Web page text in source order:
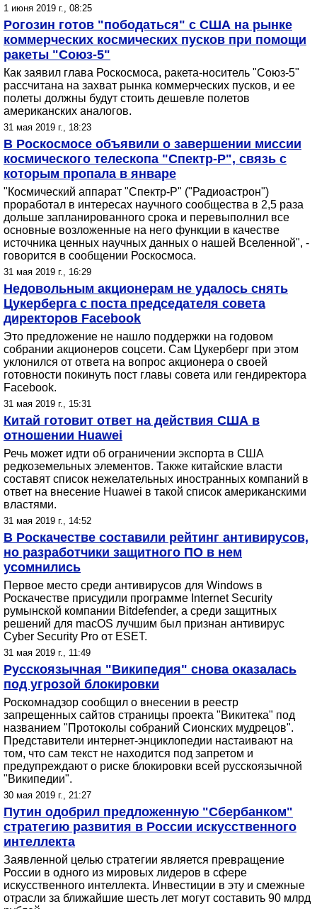
1 июня 2019 г., 08:25
Рогозин готов "пободаться" с США на рынке
коммерческих космических пусков при помощи
ракеты "Союз-5"
Как заявил глава Роскосмоса, ракета-носитель "Союз-5"
рассчитана на захват рынка коммерческих пусков, и ее
полеты должны будут стоить дешевле полетов
американских аналогов.
31 мая 2019 г., 18:23
В Роcкосмосе объявили о завершении миссии
космического телескопа "Спектр-Р", связь с
которым пропала в январе
"Космический аппарат "Спектр-Р" ("Радиоастрон")
проработал в интересах научного сообщества в 2,5 раза
дольше запланированного срока и перевыполнил все
основные возложенные на него функции в качестве
источника ценных научных данных о нашей Вселенной", -
говорится в сообщении Роскосмоса.
31 мая 2019 г., 16:29
Недовольным акционерам не удалось снять
Цукерберга с поста председателя совета
директоров Facebook
Это предложение не нашло поддержки на годовом
собрании акционеров соцсети. Сам Цукерберг при этом
уклонился от ответа на вопрос акционера о своей
готовности покинуть пост главы совета или гендиректора
Facebook.
31 мая 2019 г., 15:31
Китай готовит ответ на действия США в
отношении Huawei
Речь может идти об ограничении экспорта в США
редкоземельных элементов. Также китайские власти
составят список нежелательных иностранных компаний в
ответ на внесение Huawei в такой список американскими
властями.
31 мая 2019 г., 14:52
В Роскачестве составили рейтинг антивирусов,
но разработчики защитного ПО в нем
усомнились
Первое место среди антивирусов для Windows в
Роскачестве присудили программе Internet Security
румынской компании Bitdefender, а среди защитных
решений для macOS лучшим был признан антивирус
Cyber Security Pro от ESET.
31 мая 2019 г., 11:49
Русскоязычная "Википедия" снова оказалась
под угрозой блокировки
Роскомнадзор сообщил о внесении в реестр
запрещенных сайтов страницы проекта "Викитека" под
названием "Протоколы собраний Сионских мудрецов".
Представители интернет-энциклопедии настаивают на
том, что сам текст не находится под запретом и
предупреждают о риске блокировки всей русскоязычной
"Википедии".
30 мая 2019 г., 21:27
Путин одобрил предложенную "Сбербанком"
стратегию развития в России искусственного
интеллекта
Заявленной целью стратегии является превращение
России в одного из мировых лидеров в сфере
искусственного интеллекта. Инвестиции в эту и смежные
отрасли за ближайшие шесть лет могут составить 90 млрд